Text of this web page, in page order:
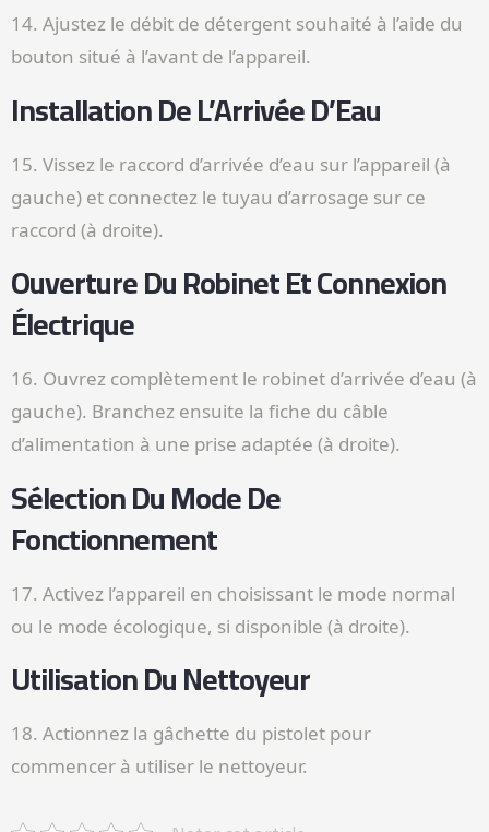
14. Ajustez le débit de détergent souhaité à l’aide du
bouton situé à l’avant de l’appareil.
Installation De L’Arrivée D’Eau
15. Vissez le raccord d’arrivée d’eau sur l’appareil (à
gauche) et connectez le tuyau d’arrosage sur ce
raccord (à droite).
Ouverture Du Robinet Et Connexion
Électrique
16. Ouvrez complètement le robinet d’arrivée d’eau (à
gauche). Branchez ensuite la fiche du câble
d’alimentation à une prise adaptée (à droite).
Sélection Du Mode De
Fonctionnement
17. Activez l’appareil en choisissant le mode normal
ou le mode écologique, si disponible (à droite).
Utilisation Du Nettoyeur
18. Actionnez la gâchette du pistolet pour
commencer à utiliser le nettoyeur.